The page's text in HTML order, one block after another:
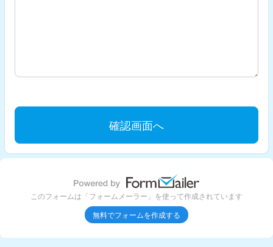
このフォームは「フォームメーラー」を使って作成されています
無料でフォームを作成する